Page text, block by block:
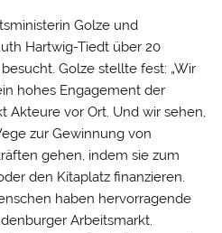
Golze und
Hartwig-Tiedt über 20
Golze stellte fest: „Wir
hohes Engagement der
Akteure vor Ort. Und wir sehen,
zur Gewinnung von
gehen, indem sie zum
den Kitaplatz finanzieren.
haben hervorragende
Arbeitsmarkt.